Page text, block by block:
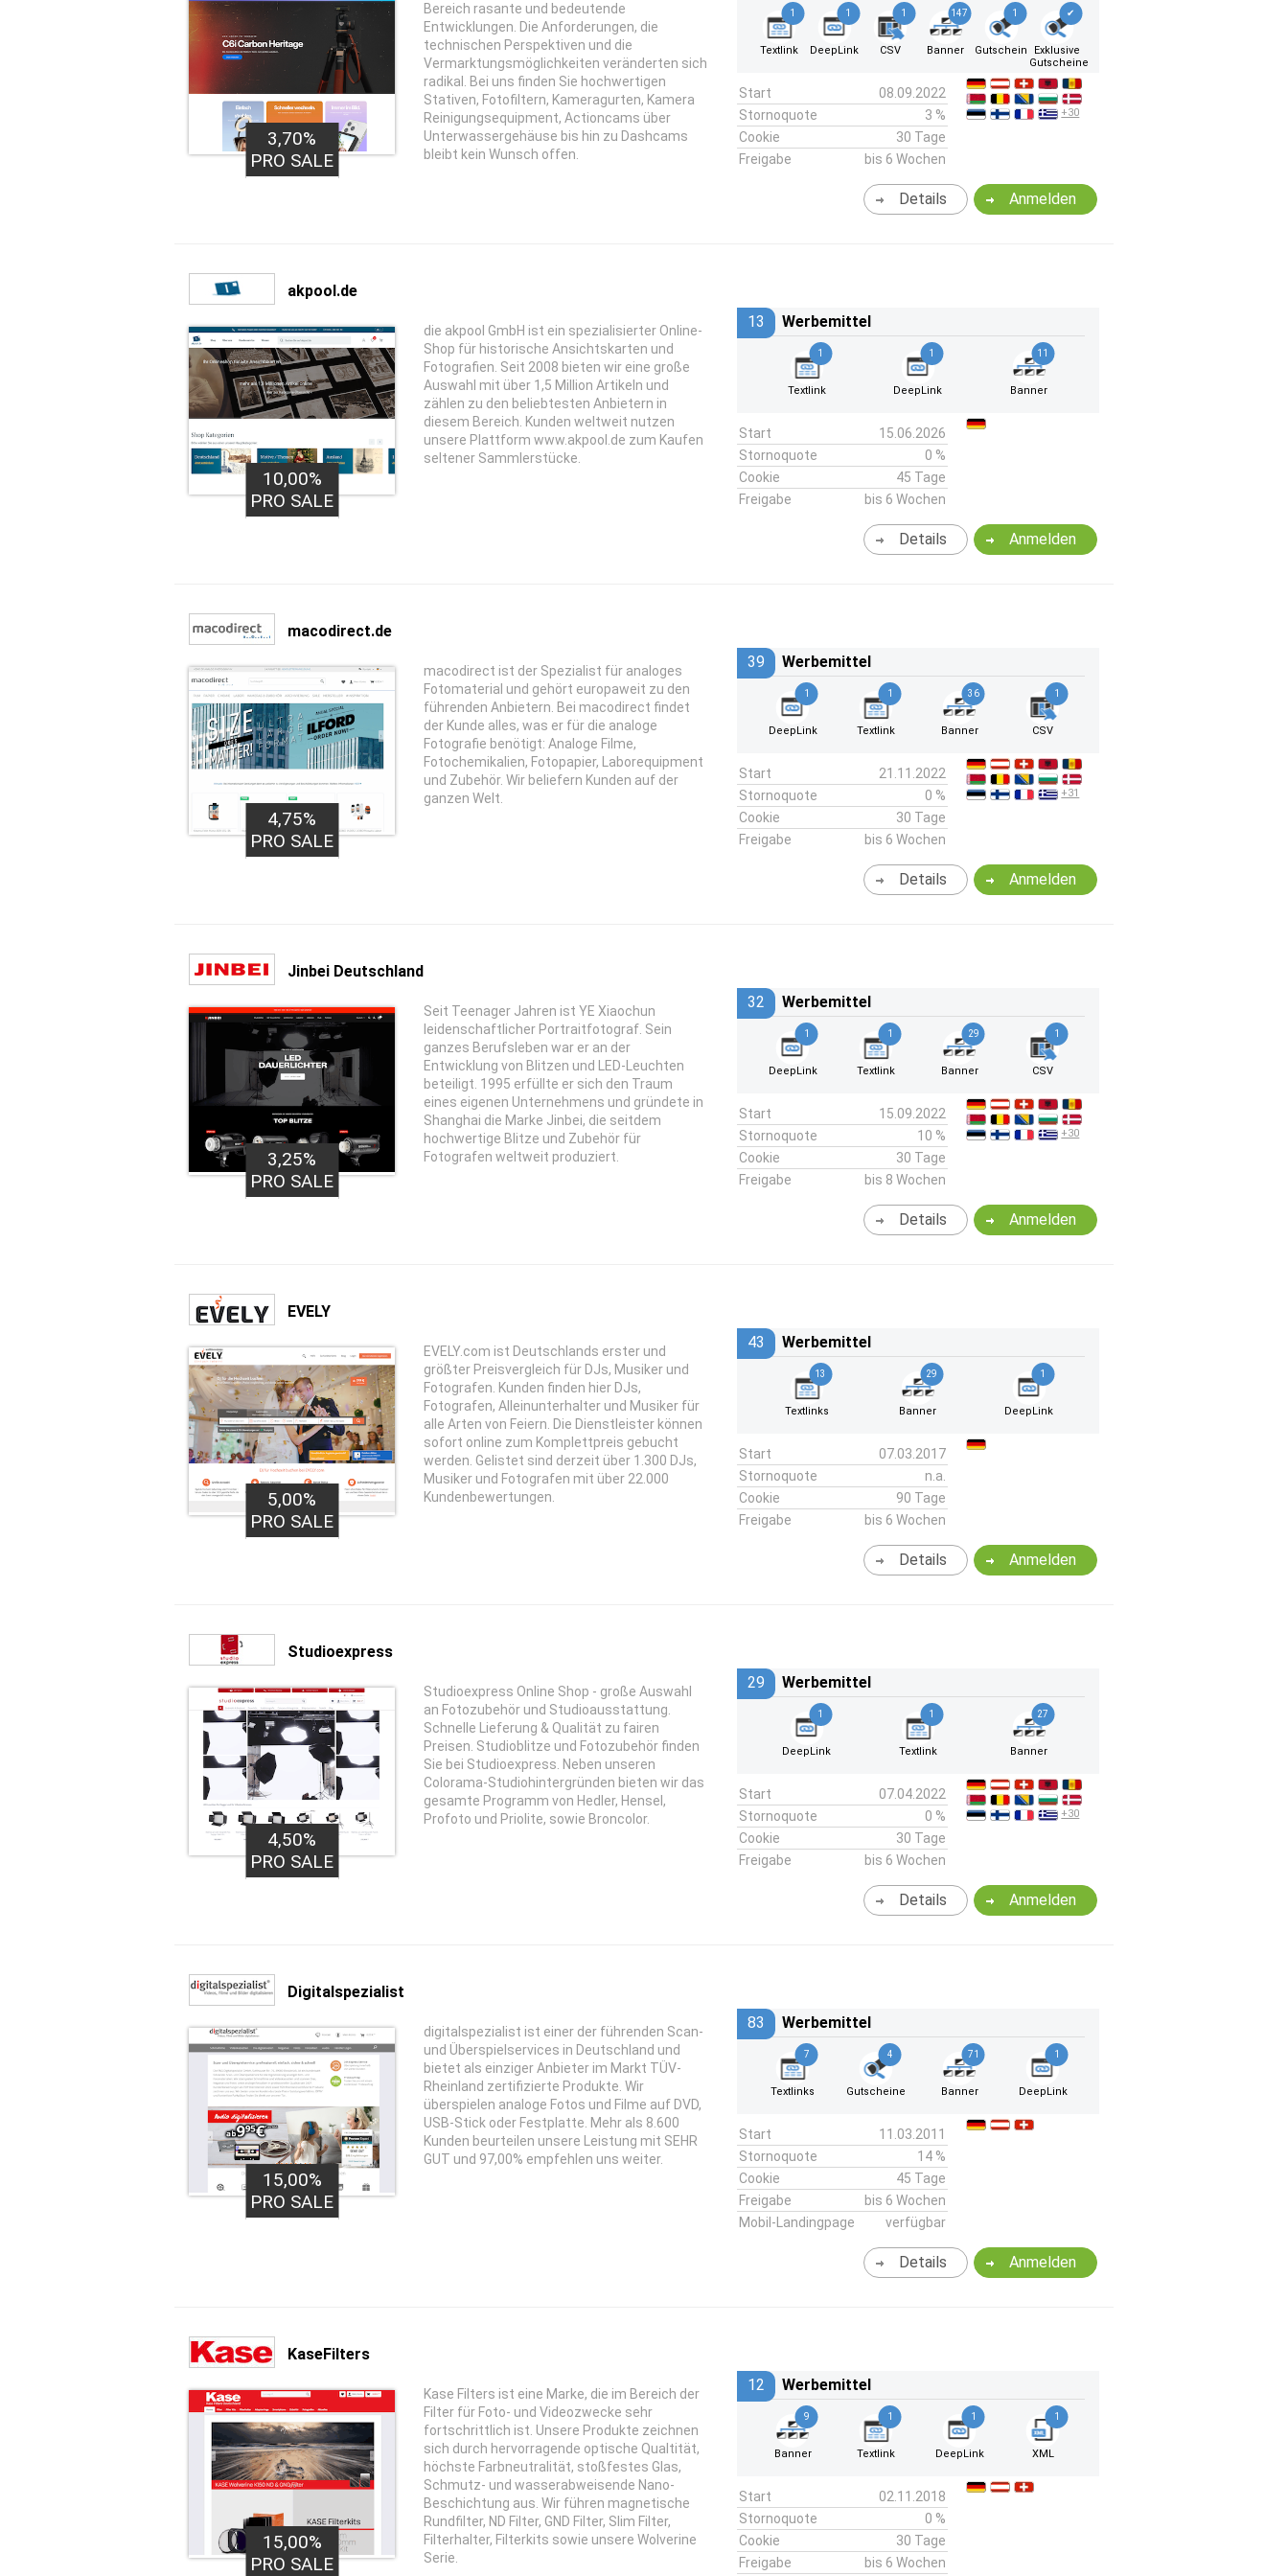
3,70%
PRO SALE
Bereich rasante und bedeutende
Entwicklungen. Die Anforderungen, die
technischen Perspektiven und die
Vermarktungsmöglichkeiten veränderten sich
radikal. Bei uns finden Sie hochwertigen
Stativen, Fotofiltern, Kameragurten, Kamera
Reinigungsequipment, Actioncams über
Unterwassergehäuse bis hin zu Dashcams
bleibt kein Wunsch offen.
1
Textlink
1
DeepLink
1
CSV
147
Banner
1
Gutschein
✔
Exklusive
Gutscheine
Start
08.09.2022
Stornoquote
3 %
Cookie
30 Tage
Freigabe
bis 6 Wochen
+30
Anmelden
Details
akpool.de
10,00%
PRO SALE
die akpool GmbH ist ein spezialisierter Online-
Shop für historische Ansichtskarten und
Fotografien. Seit 2008 bieten wir eine große
Auswahl mit über 1,5 Million Artikeln und
zählen zu den beliebtesten Anbietern in
diesem Bereich. Kunden weltweit nutzen
unsere Plattform www.akpool.de zum Kaufen
seltener Sammlerstücke.
13 Werbemittel
1
Textlink
1
DeepLink
11
Banner
Start
15.06.2026
Stornoquote
0 %
Cookie
45 Tage
Freigabe
bis 6 Wochen
Anmelden
Details
macodirect.de
4,75%
PRO SALE
macodirect ist der Spezialist für analoges
Fotomaterial und gehört europaweit zu den
führenden Anbietern. Bei macodirect findet
der Kunde alles, was er für die analoge
Fotografie benötigt: Analoge Filme,
Fotochemikalien, Fotopapier, Laborequipment
und Zubehör. Wir beliefern Kunden auf der
ganzen Welt.
39 Werbemittel
1
DeepLink
1
Textlink
36
Banner
1
CSV
Start
21.11.2022
Stornoquote
0 %
Cookie
30 Tage
Freigabe
bis 6 Wochen
+31
Anmelden
Details
Jinbei Deutschland
3,25%
PRO SALE
Seit Teenager Jahren ist YE Xiaochun
leidenschaftlicher Portraitfotograf. Sein
ganzes Berufsleben war er an der
Entwicklung von Blitzen und LED-Leuchten
beteiligt. 1995 erfüllte er sich den Traum
eines eigenen Unternehmens und gründete in
Shanghai die Marke Jinbei, die seitdem
hochwertige Blitze und Zubehör für
Fotografen weltweit produziert.
32 Werbemittel
1
DeepLink
1
Textlink
29
Banner
1
CSV
Start
15.09.2022
Stornoquote
10 %
Cookie
30 Tage
Freigabe
bis 8 Wochen
+30
Anmelden
Details
EVELY
5,00%
PRO SALE
EVELY.com ist Deutschlands erster und
größter Preisvergleich für DJs, Musiker und
Fotografen. Kunden finden hier DJs,
Fotografen, Alleinunterhalter und Musiker für
alle Arten von Feiern. Die Dienstleister können
sofort online zum Komplettpreis gebucht
werden. Gelistet sind derzeit über 1.300 DJs,
Musiker und Fotografen mit über 22.000
Kundenbewertungen.
43 Werbemittel
13
Textlinks
29
Banner
1
DeepLink
Start
07.03.2017
Stornoquote
n.a.
Cookie
90 Tage
Freigabe
bis 6 Wochen
Anmelden
Details
Studioexpress
4,50%
PRO SALE
Studioexpress Online Shop - große Auswahl
an Fotozubehör und Studioausstattung.
Schnelle Lieferung & Qualität zu fairen
Preisen. Studioblitze und Fotozubehör finden
Sie bei Studioexpress. Neben unseren
Colorama-Studiohintergründen bieten wir das
gesamte Programm von Hedler, Hensel,
Profoto und Priolite, sowie Broncolor.
29 Werbemittel
1
DeepLink
1
Textlink
27
Banner
Start
07.04.2022
Stornoquote
0 %
Cookie
30 Tage
Freigabe
bis 6 Wochen
+30
Anmelden
Details
Digitalspezialist
15,00%
PRO SALE
digitalspezialist ist einer der führenden Scan-
und Überspielservices in Deutschland und
bietet als einziger Anbieter im Markt TÜV-
Rheinland zertifizierte Produkte. Wir
überspielen analoge Fotos und Filme auf DVD,
USB-Stick oder Festplatte. Mehr als 8.600
Kunden beurteilen unsere Leistung mit SEHR
GUT und 97,00% empfehlen uns weiter.
83 Werbemittel
7
Textlinks
4
Gutscheine
71
Banner
1
DeepLink
Start
11.03.2011
Stornoquote
14 %
Cookie
45 Tage
Freigabe
bis 6 Wochen
Mobil-Landingpage
verfügbar
Anmelden
Details
KaseFilters
15,00%
PRO SALE
Kase Filters ist eine Marke, die im Bereich der
Filter für Foto- und Videozwecke sehr
fortschrittlich ist. Unsere Produkte zeichnen
sich durch hervorragende optische Qualtität,
höchste Farbneutralität, stoßfestes Glas,
Schmutz- und wasserabweisende Nano-
Beschichtung aus. Wir führen magnetische
Rundfilter, ND Filter, GND Filter, Slim Filter,
Filterhalter, Filterkits sowie unsere Wolverine
Serie.
12 Werbemittel
9
Banner
1
Textlink
1
DeepLink
1
XML
Start
02.11.2018
Stornoquote
0 %
Cookie
30 Tage
Freigabe
bis 6 Wochen